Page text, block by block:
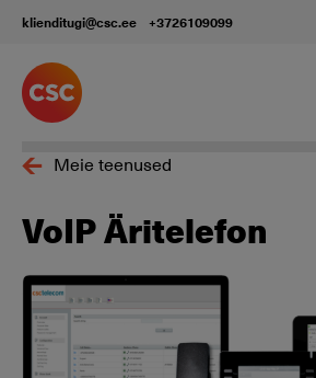
klienditugi@csc.ee +3726109099
Meie teenused
VoIP Äritelefon